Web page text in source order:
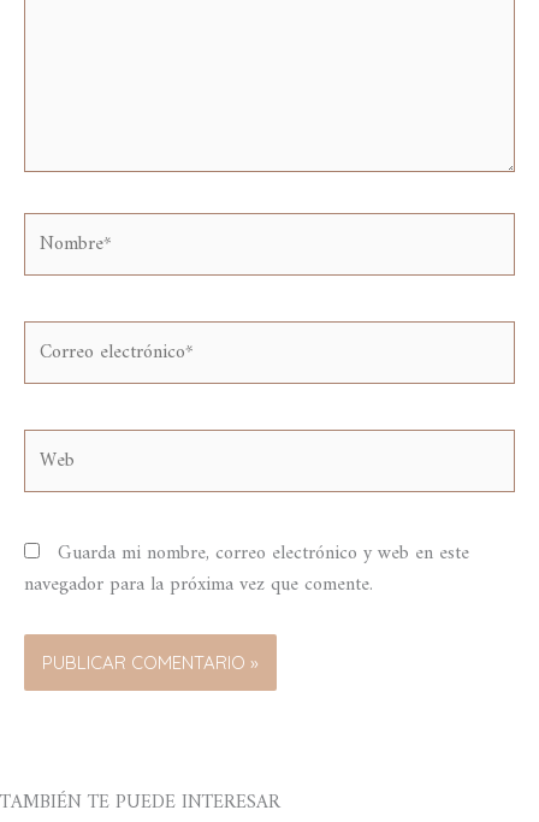
Nombre*
Correo
electrónico*
Web
Guarda mi nombre, correo electrónico y web en este
navegador para la próxima vez que comente.
TAMBIÉN TE PUEDE INTERESAR